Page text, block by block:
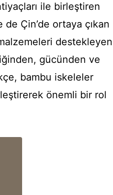
ile birleştiren
Çin’de ortaya çıkan
destekleyen
gücünden ve
bambu iskeleler
önemli bir rol